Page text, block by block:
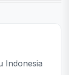
Indonesia